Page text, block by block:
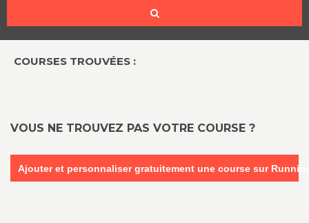
COURSES TROUVÉES :
VOUS NE TROUVEZ PAS VOTRE COURSE ?
Ajouter et personnaliser gratuitement une course sur